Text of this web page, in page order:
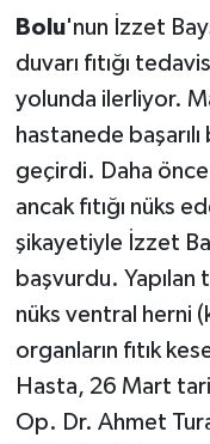
Bolu'nun İzzet
duvarı fıtığı
yolunda ilerliyor.
hastanede başarılı
geçirdi. Daha
ancak fıtığı nüks
şikayetiyle İzzet
başvurdu.
nüks ventral herni
organların fıtık
Hasta, 26 Mart
Op. Dr. Ahmet